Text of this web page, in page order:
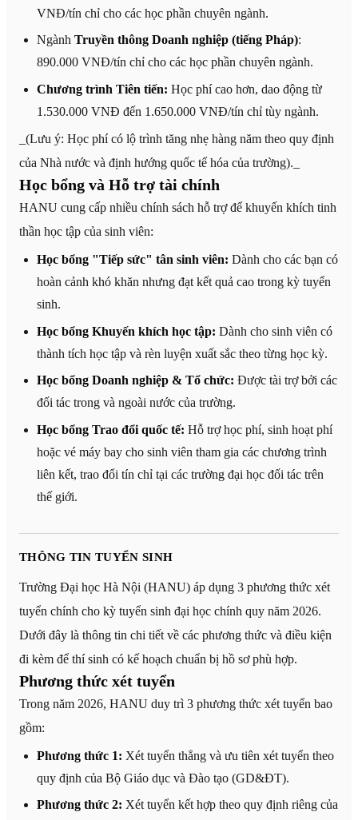
VNĐ/tín chỉ cho các học phần chuyên ngành.
Ngành Truyền thông Doanh nghiệp (tiếng Pháp):
890.000 VNĐ/tín chỉ cho các học phần chuyên ngành.
Chương trình Tiên tiến: Học phí cao hơn, dao động từ
1.530.000 VNĐ đến 1.650.000 VNĐ/tín chỉ tùy ngành.
_(Lưu ý: Học phí có lộ trình tăng nhẹ hàng năm theo quy định
của Nhà nước và định hướng quốc tế hóa của trường)._
Học bổng và Hỗ trợ tài chính
HANU cung cấp nhiều chính sách hỗ trợ để khuyến khích tinh
thần học tập của sinh viên:
Học bổng "Tiếp sức" tân sinh viên: Dành cho các bạn có
hoàn cảnh khó khăn nhưng đạt kết quả cao trong kỳ tuyển
sinh.
Học bổng Khuyến khích học tập: Dành cho sinh viên có
thành tích học tập và rèn luyện xuất sắc theo từng học kỳ.
Học bổng Doanh nghiệp & Tổ chức: Được tài trợ bởi các
đối tác trong và ngoài nước của trường.
Học bổng Trao đổi quốc tế: Hỗ trợ học phí, sinh hoạt phí
hoặc vé máy bay cho sinh viên tham gia các chương trình
liên kết, trao đổi tín chỉ tại các trường đại học đối tác trên
thế giới.
THÔNG TIN TUYỂN SINH
Trường Đại học Hà Nội (HANU) áp dụng 3 phương thức xét
tuyển chính cho kỳ tuyển sinh đại học chính quy năm 2026.
Dưới đây là thông tin chi tiết về các phương thức và điều kiện
đi kèm để thí sinh có kế hoạch chuẩn bị hồ sơ phù hợp.
Phương thức xét tuyển
Trong năm 2026, HANU duy trì 3 phương thức xét tuyển bao
gồm:
Phương thức 1: Xét tuyển thẳng và ưu tiên xét tuyển theo
quy định của Bộ Giáo dục và Đào tạo (GD&ĐT).
Phương thức 2: Xét tuyển kết hợp theo quy định riêng của